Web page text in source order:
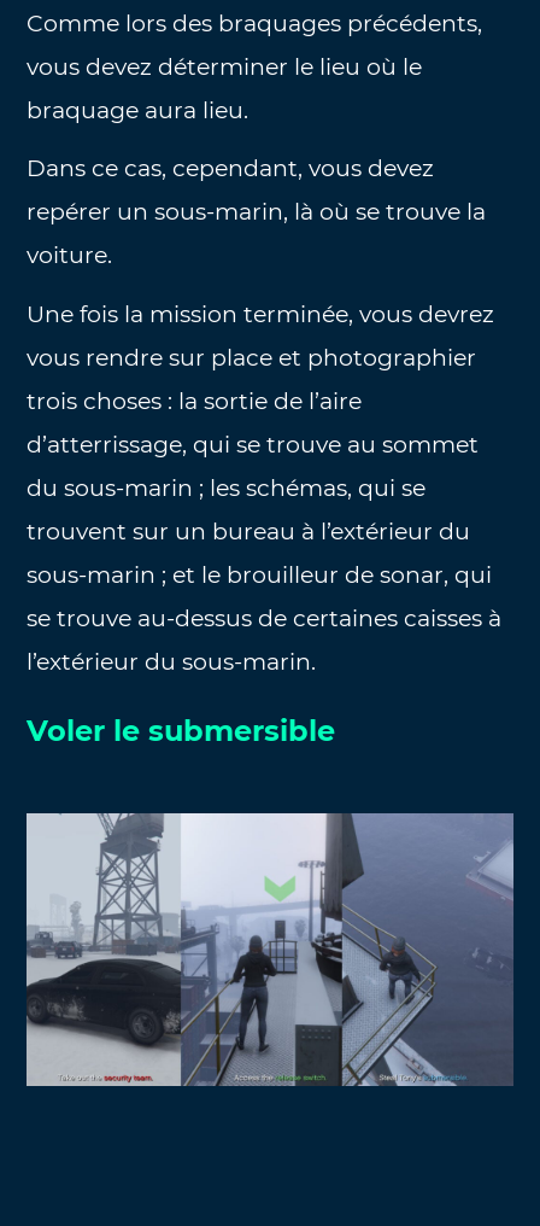
Comme lors des braquages précédents,
vous devez déterminer le lieu où le
braquage aura lieu.
Dans ce cas, cependant, vous devez
repérer un sous-marin, là où se trouve la
voiture.
Une fois la mission terminée, vous devrez
vous rendre sur place et photographier
trois choses : la sortie de l’aire
d’atterrissage, qui se trouve au sommet
du sous-marin ; les schémas, qui se
trouvent sur un bureau à l’extérieur du
sous-marin ; et le brouilleur de sonar, qui
se trouve au-dessus de certaines caisses à
l’extérieur du sous-marin.
Voler le submersible